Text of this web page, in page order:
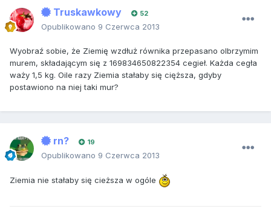
Truskawkowy 52
Opublikowano 9 Czerwca 2013
Wyobraź sobie, że Ziemię wzdłuż równika przepasano olbrzymim
murem, składającym się z 169834650822354 cegieł. Każda cegła
waży 1,5 kg. Oile razy Ziemia stałaby się cięższa, gdyby
postawiono na niej taki mur?
rn? 19
Opublikowano 9 Czerwca 2013
Ziemia nie stałaby się cieższa w ogóle